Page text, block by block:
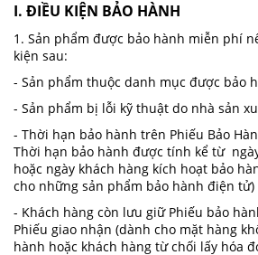
I. ĐIỀU KIỆN BẢO HÀNH
1. Sản phẩm được bảo hành miễn phí
kiện sau:
- Sản phẩm thuộc danh mục được bảo
- Sản phẩm bị lỗi kỹ thuật do nhà sản
- Thời hạn bảo hành trên Phiếu Bảo
Thời hạn bảo hành được tính kể từ
hoặc ngày khách hàng kích hoạt bảo
cho những sản phẩm bảo hành điện tử)
- Khách hàng còn lưu giữ Phiếu bảo
Phiếu giao nhận (dành cho mặt hàng
hành hoặc khách hàng từ chối lấy hóa